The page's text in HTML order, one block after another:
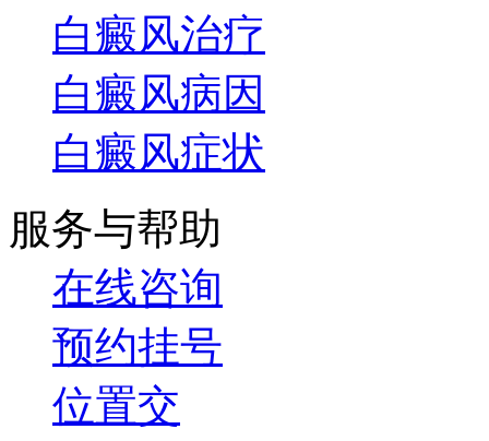
白癜风治疗
白癜风病因
白癜风症状
服务与帮助
在线咨询
预约挂号
位置交